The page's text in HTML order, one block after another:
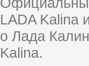
LADA Kalina
о Лада
Kalina.